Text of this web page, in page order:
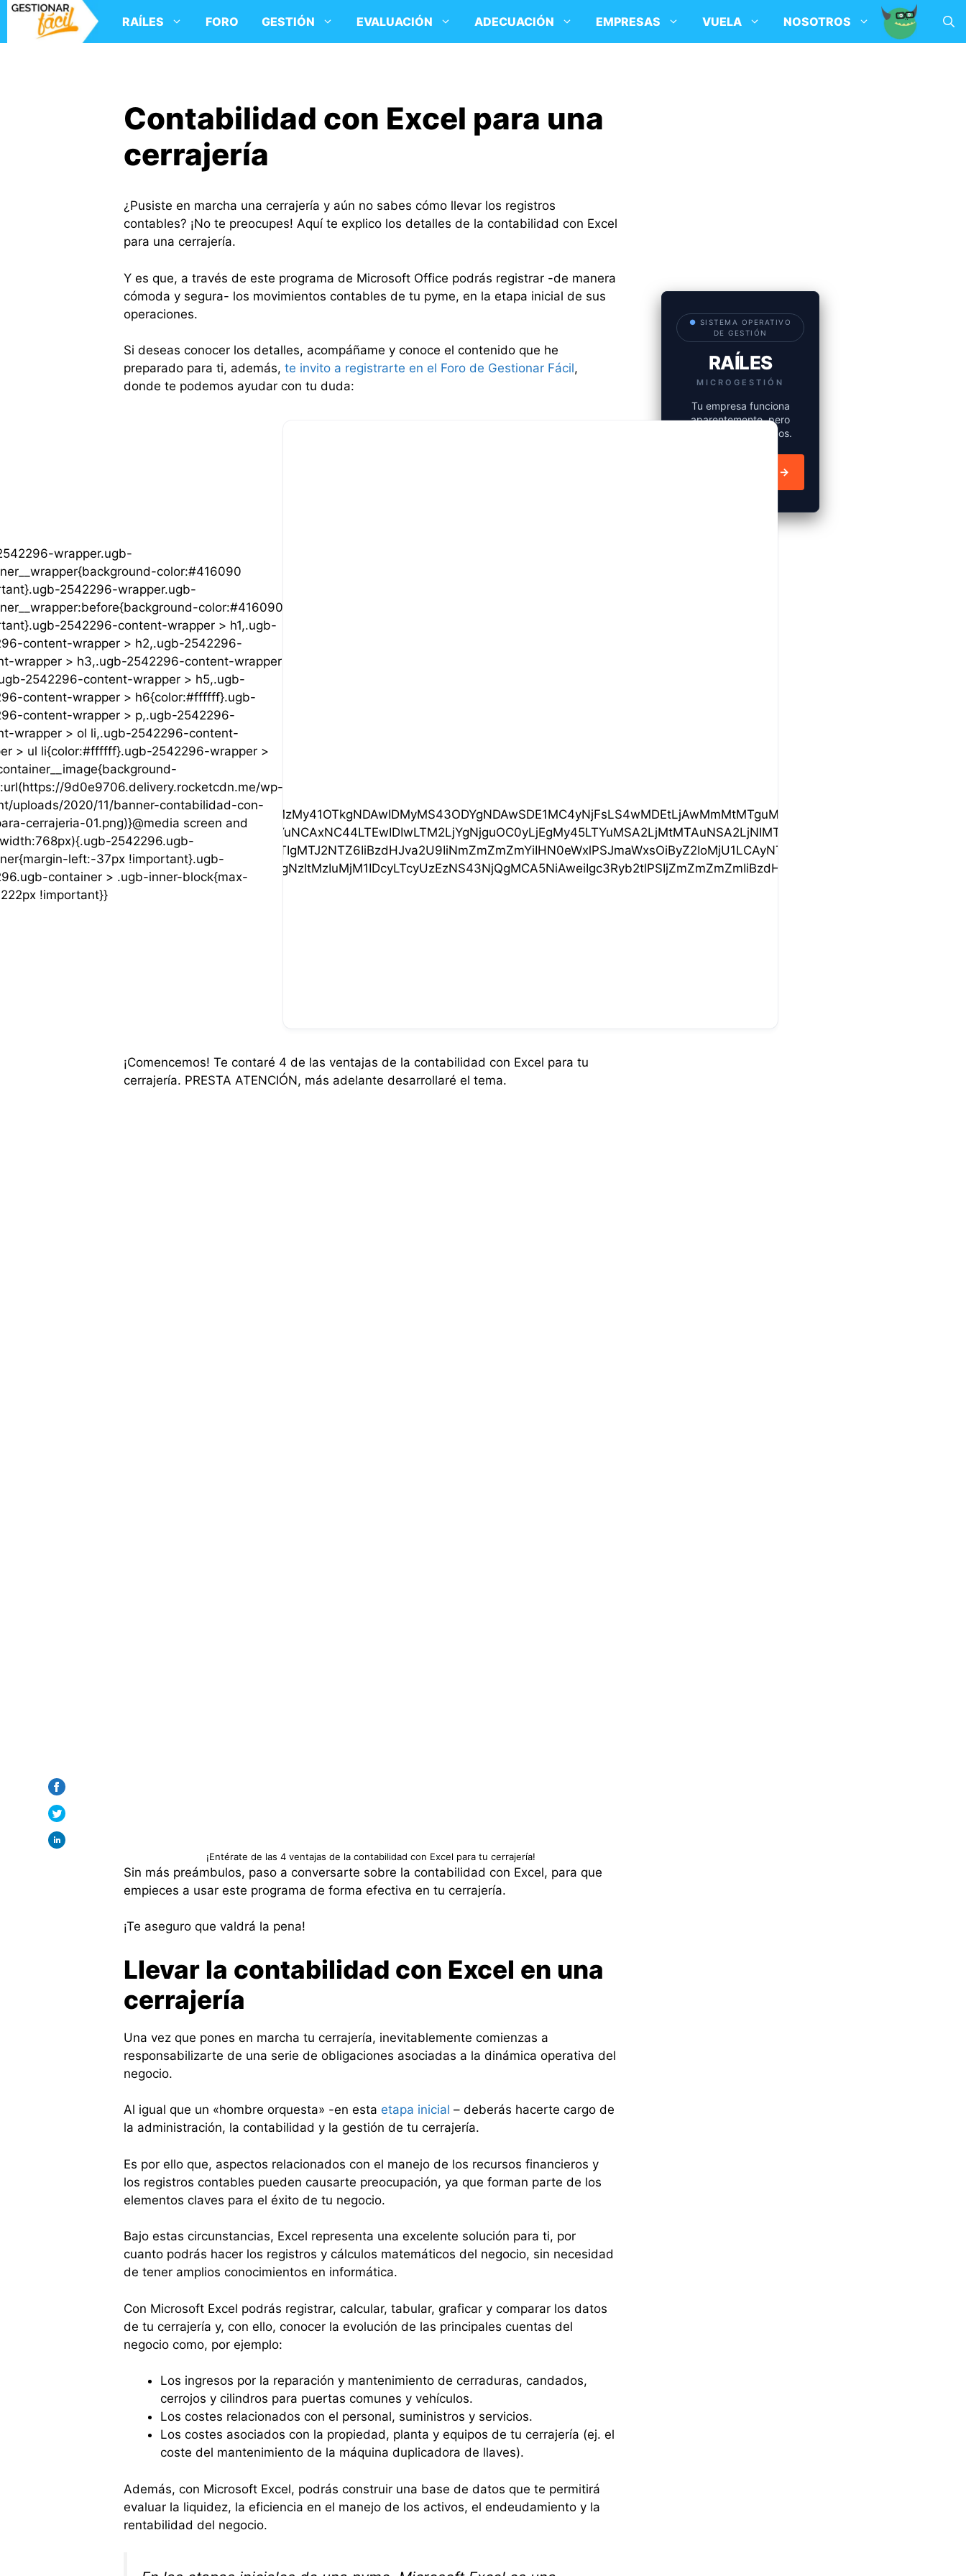
Saltar
contenido
RAÍLES FORO GESTIÓN EVALUACIÓN ADECUACIÓN EMPRESAS VUELA NOSOTROS
Contabilidad con Excel para una
cerrajería
¿Pusiste en marcha una cerrajería y aún no sabes cómo llevar los registros
contables? ¡No te preocupes! Aquí te explico los detalles de la contabilidad con Excel
para una cerrajería.
Y es que, a través de este programa de Microsoft Office podrás registrar -de manera
cómoda y segura- los movimientos contables de tu pyme, en la etapa inicial de sus
operaciones.
Si deseas conocer los detalles, acompáñame y conoce el contenido que he
preparado para ti, además, te invito a registrarte en el Foro de Gestionar Fácil,
donde te podemos ayudar con tu duda:
wrapper.ugb-
color:#416090
2542296-wrapper.ugb-
color:#416090
2542296-content-wrapper > h1,.ugb-
content-wrapper > h2,.ugb-2542296-
wrapper > h3,.ugb-2542296-content-wrapper
2542296-content-wrapper > h5,.ugb-
content-wrapper > h6{color:#ffffff}.ugb-
content-wrapper > p,.ugb-2542296-
wrapper > ol li,.ugb-2542296-content-
> ul li{color:#ffffff}.ugb-2542296-wrapper >
9d0e9706.delivery.rocketcdn.me/wp-
uploads/2020/11/banner-contabilidad-con-
cerrajeria-01.png)}@media screen and
2542296.ugb-
left:-37px !important}.ugb-
container > .ugb-inner-block{max-
!important}}
¡Comencemos! Te contaré 4 de las ventajas de la contabilidad con Excel para tu
cerrajería. PRESTA ATENCIÓN, más adelante desarrollaré el tema.
¡Entérate de las 4 ventajas de la contabilidad con Excel para tu cerrajería!
Sin más preámbulos, paso a conversarte sobre la contabilidad con Excel, para que
empieces a usar este programa de forma efectiva en tu cerrajería.
¡Te aseguro que valdrá la pena!
Llevar la contabilidad con Excel en una
cerrajería
Una vez que pones en marcha tu cerrajería, inevitablemente comienzas a
responsabilizarte de una serie de obligaciones asociadas a la dinámica operativa del
negocio.
Al igual que un «hombre orquesta» -en esta etapa inicial – deberás hacerte cargo de
la administración, la contabilidad y la gestión de tu cerrajería.
Es por ello que, aspectos relacionados con el manejo de los recursos financieros y
los registros contables pueden causarte preocupación, ya que forman parte de los
elementos claves para el éxito de tu negocio.
Bajo estas circunstancias, Excel representa una excelente solución para ti, por
cuanto podrás hacer los registros y cálculos matemáticos del negocio, sin necesidad
de tener amplios conocimientos en informática.
Con Microsoft Excel podrás registrar, calcular, tabular, graficar y comparar los datos
de tu cerrajería y, con ello, conocer la evolución de las principales cuentas del
negocio como, por ejemplo:
Los ingresos por la reparación y mantenimiento de cerraduras, candados,
cerrojos y cilindros para puertas comunes y vehículos.
Los costes relacionados con el personal, suministros y servicios.
Los costes asociados con la propiedad, planta y equipos de tu cerrajería (ej. el
coste del mantenimiento de la máquina duplicadora de llaves).
Además, con Microsoft Excel, podrás construir una base de datos que te permitirá
evaluar la liquidez, la eficiencia en el manejo de los activos, el endeudamiento y la
rentabilidad del negocio.
● SISTEMA OPERATIVO
DE GESTIÓN
RAÍLES
MICROGESTIÓN
Tu empresa funciona
aparentemente, pero
realmente es un caos.
Descubrir Raíles →